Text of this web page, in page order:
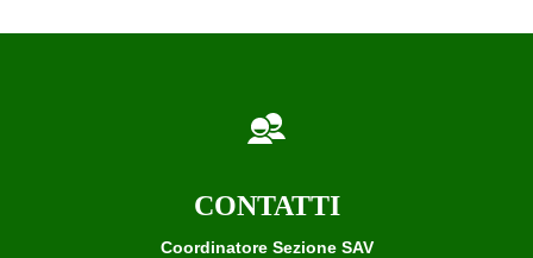
CONTATTI
Coordinatore Sezione SAV